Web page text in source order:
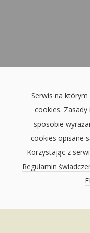
Serwis na
cookies.
sposobie
cookies opisane
Korzystając z
Regulamin